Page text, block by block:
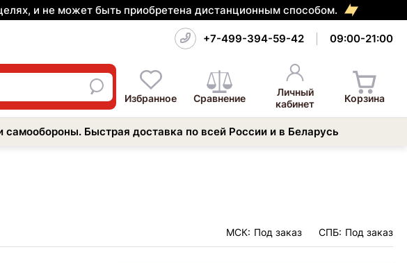
и не может быть приобретена дистанционным способом.
+7-499-394-59-42 09:00-21:00
Избранное Сравнение
Личный
кабинет
Корзина
Быстрая доставка по всей России и в Беларусь
МСК: Под заказ СПБ: Под заказ